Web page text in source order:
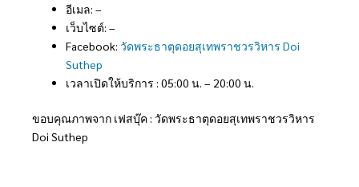
อีเมล: –
เว็บไซต์: –
Facebook: วัดพระธาตุดอยสุเทพราชวรวิหาร Doi
Suthep
เวลาเปิดให้บริการ : 05:00 น. – 20:00 น.
ขอบคุณภาพจาก เฟสบุ๊ค : วัดพระธาตุดอยสุเทพราชวรวิหาร
Doi Suthep